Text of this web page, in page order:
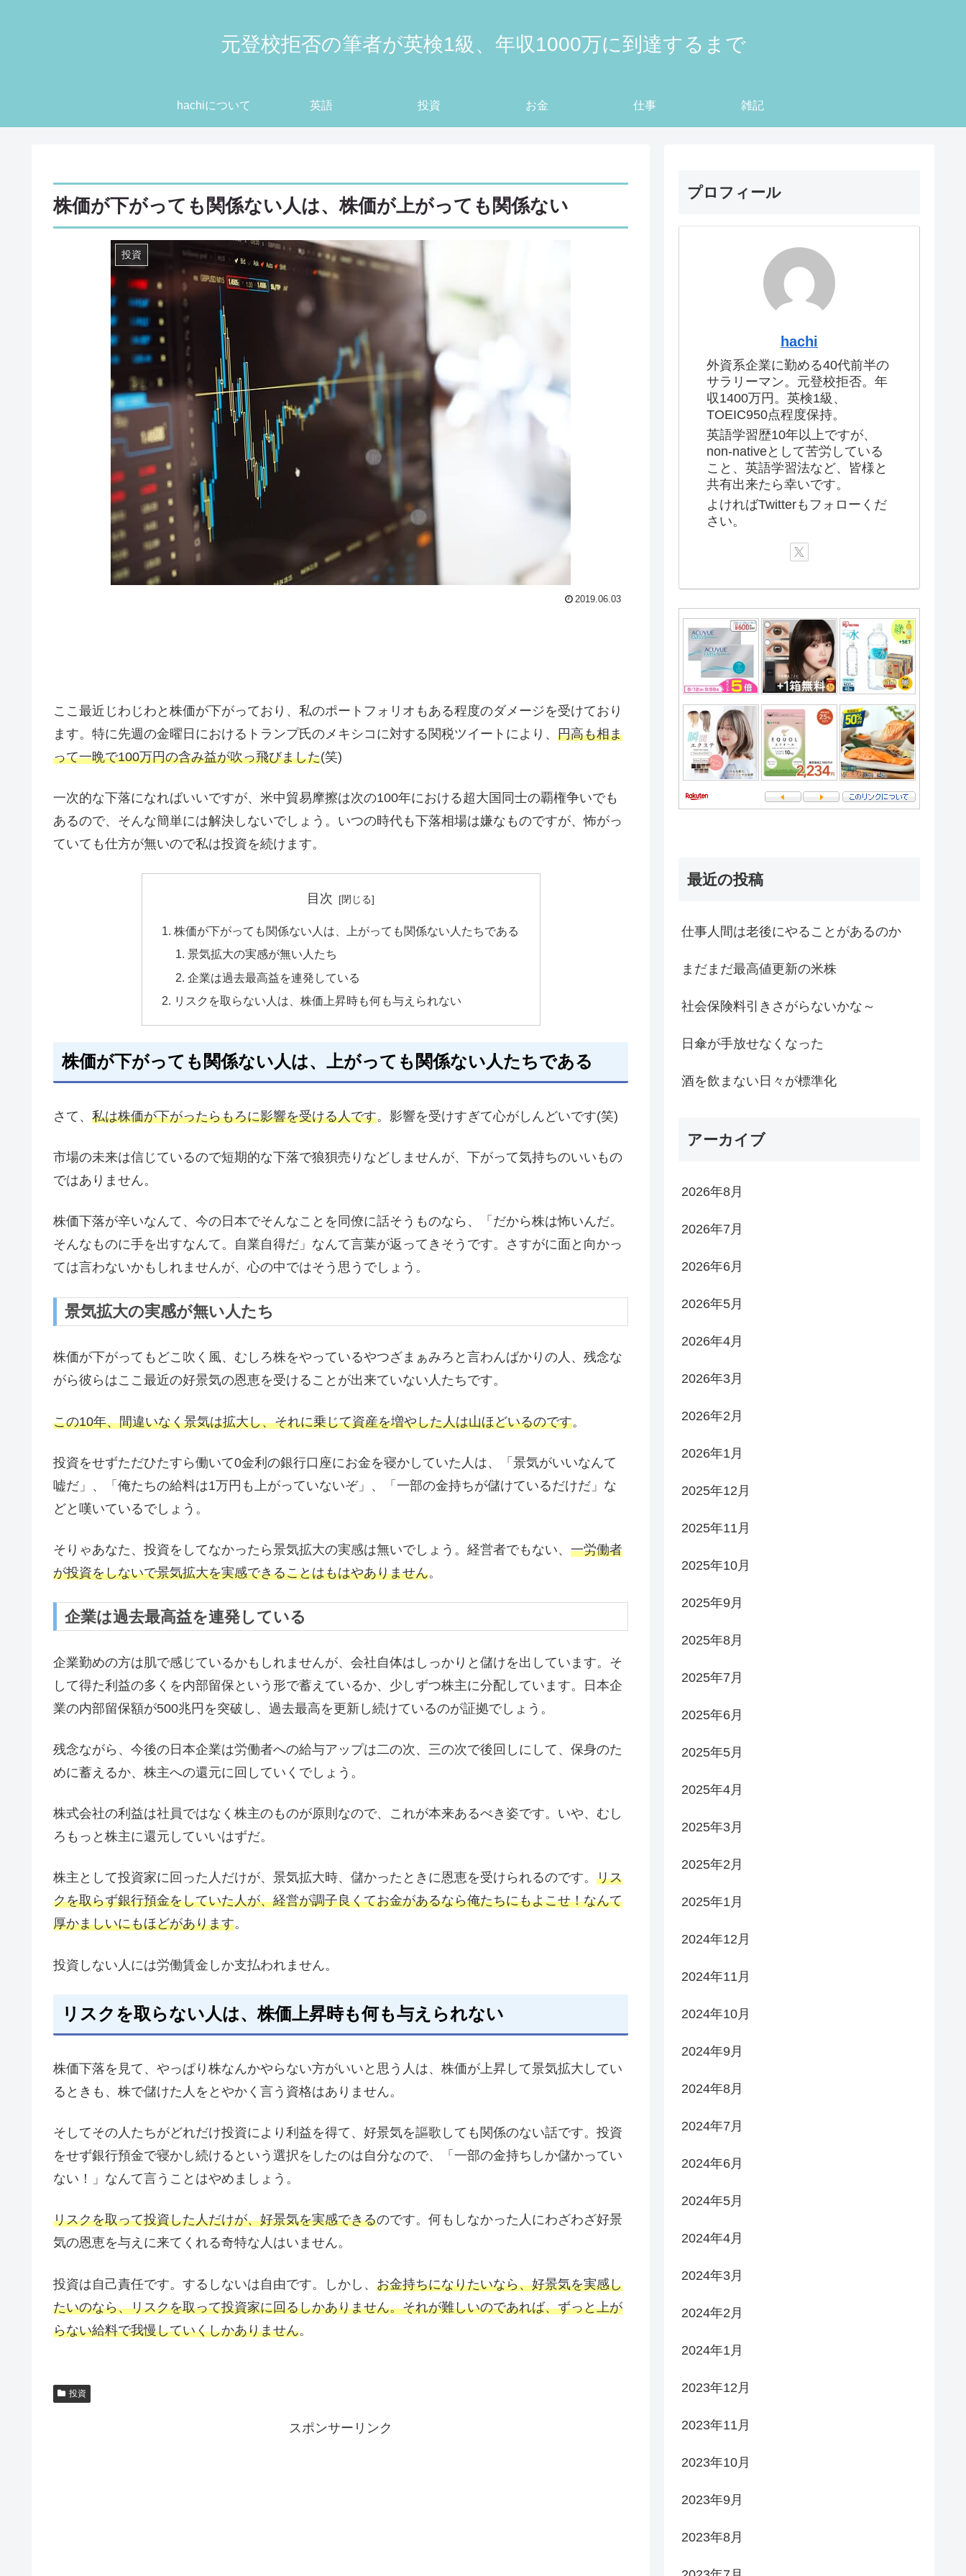
元登校拒否の筆者が英検1級、年収1000万に到達するまで
hachiについて 英語 投資 お金 仕事 雑記
株価が下がっても関係ない人は、株価が上がっても関係ない
投資
2019.06.03
ここ最近じわじわと株価が下がっており、私のポートフォリオもある程度のダメージを受けており
ます。特に先週の金曜日におけるトランプ氏のメキシコに対する関税ツイートにより、 円高も相ま
って一晩で100万円の含み益が吹っ飛びました(笑)
一次的な下落になればいいですが、米中貿易摩擦は次の100年における超大国同士の覇権争いでも
あるので、そんな簡単には解決しないでしょう。いつの時代も下落相場は嫌なものですが、怖がっ
ていても仕方が無いので私は投資を続けます。
目次
株価が下がっても関係ない人は、上がっても関係ない人たちである
景気拡大の実感が無い人たち
企業は過去最高益を連発している
リスクを取らない人は、株価上昇時も何も与えられない
株価が下がっても関係ない人は、上がっても関係ない人たちである
さて、 私は株価が下がったらもろに影響を受ける人です。影響を受けすぎて心がしんどいです(笑)
市場の未来は信じているので短期的な下落で狼狽売りなどしませんが、下がって気持ちのいいもの
ではありません。
株価下落が辛いなんて、今の日本でそんなことを同僚に話そうものなら、「だから株は怖いんだ。
そんなものに手を出すなんて。自業自得だ」なんて言葉が返ってきそうです。さすがに面と向かっ
ては言わないかもしれませんが、心の中ではそう思うでしょう。
景気拡大の実感が無い人たち
株価が下がってもどこ吹く風、むしろ株をやっているやつざまぁみろと言わんばかりの人、残念な
がら彼らはここ最近の好景気の恩恵を受けることが出来ていない人たちです。
この10年、間違いなく景気は拡大し、それに乗じて資産を増やした人は山ほどいるのです。
投資をせずただひたすら働いて0金利の銀行口座にお金を寝かしていた人は、「景気がいいなんて
嘘だ」、「俺たちの給料は1万円も上がっていないぞ」、「一部の金持ちが儲けているだけだ」な
どと嘆いているでしょう。
そりゃあなた、投資をしてなかったら景気拡大の実感は無いでしょう。経営者でもない、 一労働者
が投資をしないで景気拡大を実感できることはもはやありません。
企業は過去最高益を連発している
企業勤めの方は肌で感じているかもしれませんが、会社自体はしっかりと儲けを出しています。そ
して得た利益の多くを内部留保という形で蓄えているか、少しずつ株主に分配しています。日本企
業の内部留保額が500兆円を突破し、過去最高を更新し続けているのが証拠でしょう。
残念ながら、今後の日本企業は労働者への給与アップは二の次、三の次で後回しにして、保身のた
めに蓄えるか、株主への還元に回していくでしょう。
株式会社の利益は社員ではなく株主のものが原則なので、これが本来あるべき姿です。いや、むし
ろもっと株主に還元していいはずだ。
株主として投資家に回った人だけが、景気拡大時、儲かったときに恩恵を受けられるのです。 リス
クを取らず銀行預金をしていた人が、経営が調子良くてお金があるなら俺たちにもよこせ！なんて
厚かましいにもほどがあります。
投資しない人には労働賃金しか支払われません。
リスクを取らない人は、株価上昇時も何も与えられない
株価下落を見て、やっぱり株なんかやらない方がいいと思う人は、株価が上昇して景気拡大してい
るときも、株で儲けた人をとやかく言う資格はありません。
そしてその人たちがどれだけ投資により利益を得て、好景気を謳歌しても関係のない話です。投資
をせず銀行預金で寝かし続けるという選択をしたのは自分なので、「一部の金持ちしか儲かってい
ない！」なんて言うことはやめましょう。
リスクを取って投資した人だけが、好景気を実感できるのです。何もしなかった人にわざわざ好景
気の恩恵を与えに来てくれる奇特な人はいません。
投資は自己責任です。するしないは自由です。しかし、 お金持ちになりたいなら、好景気を実感し
たいのなら、リスクを取って投資家に回るしかありません。それが難しいのであれば、ずっと上が
らない給料で我慢していくしかありません。
投資
スポンサーリンク
プロフィール
hachi
外資系企業に勤める40代前半の
サラリーマン。元登校拒否。年
収1400万円。英検1級、
TOEIC950点程度保持。
英語学習歴10年以上ですが、
non-nativeとして苦労している
こと、英語学習法など、皆様と
共有出来たら幸いです。
よければTwitterもフォローくだ
さい。
最近の投稿
仕事人間は老後にやることがあるのか
まだまだ最高値更新の米株
社会保険料引きさがらないかな～
日傘が手放せなくなった
酒を飲まない日々が標準化
アーカイブ
2026年8月
2026年7月
2026年6月
2026年5月
2026年4月
2026年3月
2026年2月
2026年1月
2025年12月
2025年11月
2025年10月
2025年9月
2025年8月
2025年7月
2025年6月
2025年5月
2025年4月
2025年3月
2025年2月
2025年1月
2024年12月
2024年11月
2024年10月
2024年9月
2024年8月
2024年7月
2024年6月
2024年5月
2024年4月
2024年3月
2024年2月
2024年1月
2023年12月
2023年11月
2023年10月
2023年9月
2023年8月